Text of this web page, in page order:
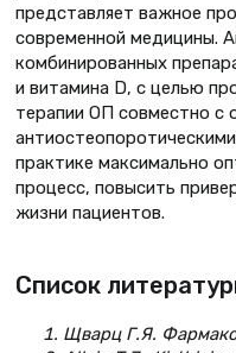
представляет важное
современной медицины.
комбинированных
и витамина D, с целью
терапии ОП совместно с
практике максимально
процесс, повысить
жизни пациентов.
Список
Щварц Г.Я.